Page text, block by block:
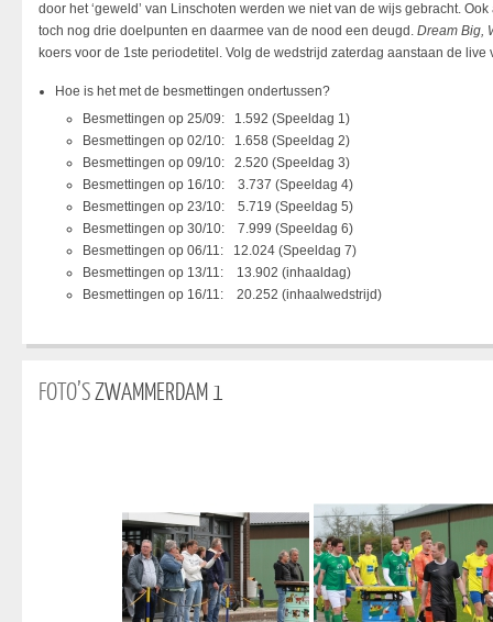
door het ‘geweld’ van Linschoten werden we niet van de wijs gebracht.
toch nog drie doelpunten en daarmee van de nood een deugd. Dream Big,
koers voor de 1ste periodetitel. Volg de wedstrijd zaterdag aanstaan de live
Hoe is het met de besmettingen ondertussen?
Besmettingen op 25/09: 1.592 (Speeldag 1)
Besmettingen op 02/10: 1.658 (Speeldag 2)
Besmettingen op 09/10: 2.520 (Speeldag 3)
Besmettingen op 16/10: 3.737 (Speeldag 4)
Besmettingen op 23/10: 5.719 (Speeldag 5)
Besmettingen op 30/10: 7.999 (Speeldag 6)
Besmettingen op 06/11: 12.024 (Speeldag 7)
Besmettingen op 13/11: 13.902 (inhaaldag)
Besmettingen op 16/11: 20.252 (inhaalwedstrijd)
FOTO’SZWAMMERDAM 1